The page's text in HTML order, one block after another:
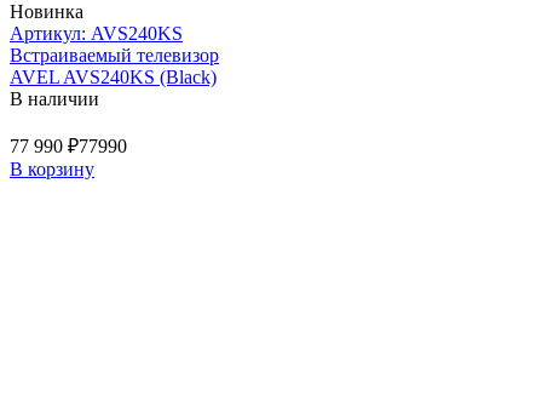
Новинка
Артикул: AVS240KS
Встраиваемый телевизор
AVEL AVS240KS (Black)
В наличии
77 990 ₽77990
В корзину